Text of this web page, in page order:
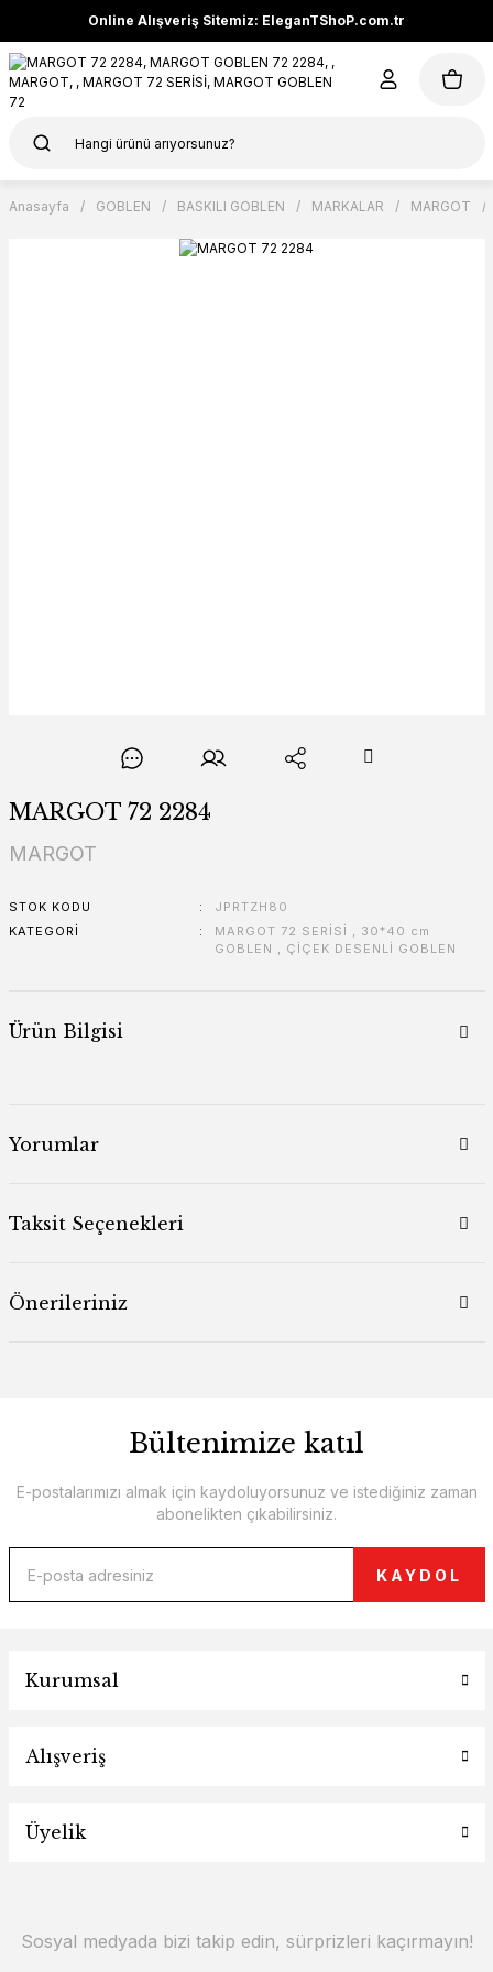
Online Alışveriş Sitemiz: EleganTShoP.com.tr
Anasayfa GOBLEN BASKILI GOBLEN MARKALAR MARGOT
MARGOT 72 2284
MARGOT
STOK KODU
JPRTZH80
KATEGORI
MARGOT 72 SERİSİ , 30*40 cm
GOBLEN , ÇİÇEK DESENLİ GOBLEN
Ürün Bilgisi
Yorumlar
Taksit Seçenekleri
Önerileriniz
Bültenimize katıl
E-postalarımızı almak için kaydoluyorsunuz ve istediğiniz zaman
abonelikten çıkabilirsiniz.
KAYDOL
Kurumsal
Alışveriş
Üyelik
Sosyal medyada bizi takip edin, sürprizleri kaçırmayın!